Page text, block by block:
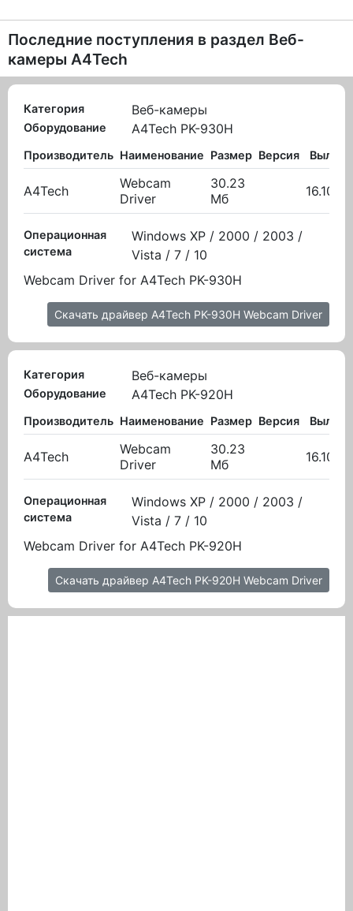
Последние поступления в раздел Веб-
камеры A4Tech
Категория Веб-камеры
Оборудование A4Tech PK-930H
Производитель Наименование Размер Версия
A4Tech
Webcam
Driver
30.23
Мб
Операционная
система
Windows XP / 2000 / 2003 /
Vista / 7 / 10
Webcam Driver for A4Tech PK-930H
Скачать драйвер A4Tech PK-930H Webcam Driver
Категория Веб-камеры
Оборудование A4Tech PK-920H
Производитель Наименование Размер Версия
A4Tech
Webcam
Driver
30.23
Мб
Операционная
система
Windows XP / 2000 / 2003 /
Vista / 7 / 10
Webcam Driver for A4Tech PK-920H
Скачать драйвер A4Tech PK-920H Webcam Driver